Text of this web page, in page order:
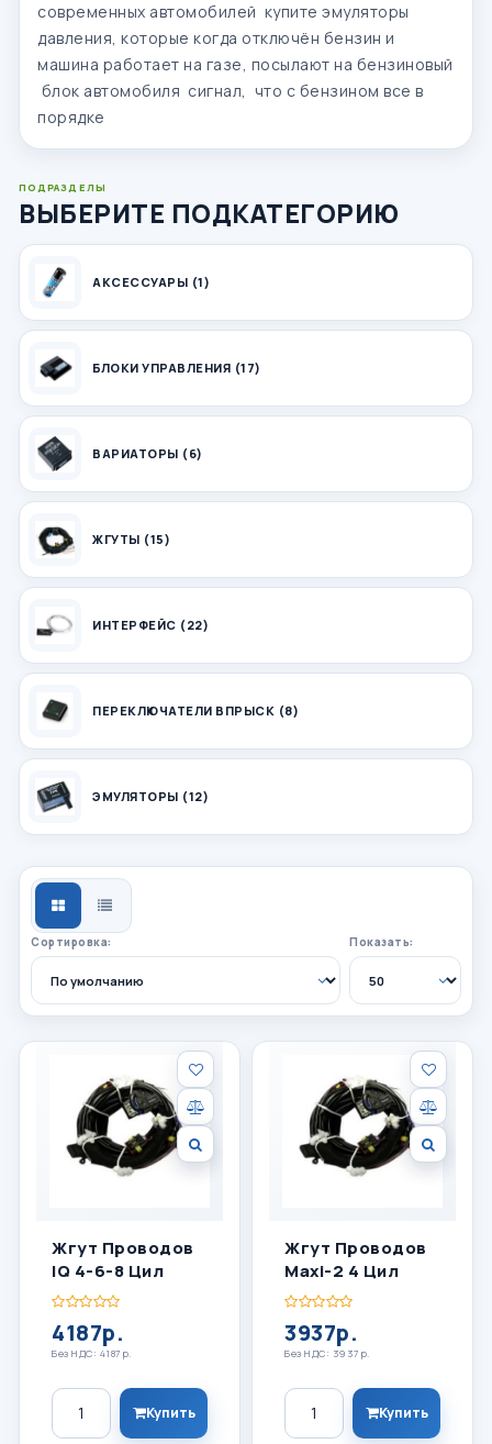
современных автомобилей купите эмуляторы
давления, которые когда отключён бензин и
машина работает на газе, посылают на бензиновый
блок автомобиля сигнал, что с бензином все в
порядке
ПОДРАЗДЕЛЫ
ВЫБЕРИТЕ ПОДКАТЕГОРИЮ
АКСЕССУАРЫ (1)
БЛОКИ УПРАВЛЕНИЯ (17)
ВАРИАТОРЫ (6)
ЖГУТЫ (15)
ИНТЕРФЕЙС (22)
ПЕРЕКЛЮЧАТЕЛИ ВПРЫСК (8)
ЭМУЛЯТОРЫ (12)
СЕТКАСПИСОК
Сортировка: Показать:
Жгут Проводов
IQ 4-6-8 Цил
4187р.
Без НДС: 4187р.
Количество
Купить
Жгут Проводов
Maxi-2 4 Цил
3937р.
Без НДС: 3937р.
Количество
Купить